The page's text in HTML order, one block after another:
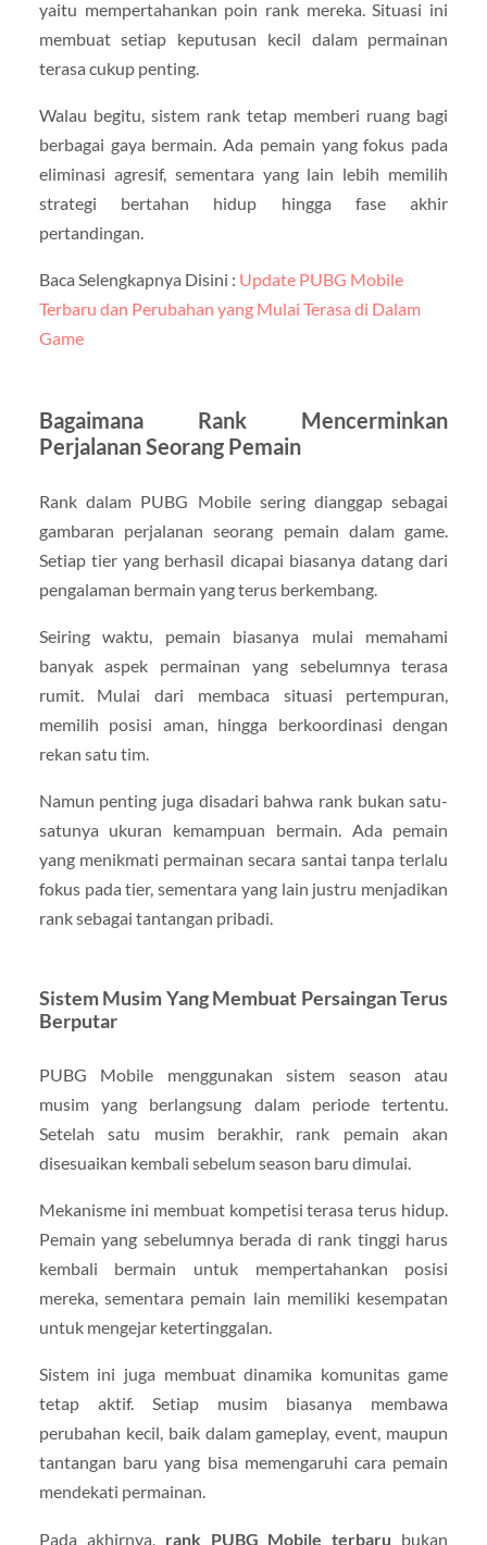
yaitu mempertahankan poin rank mereka. Situasi ini
membuat setiap keputusan kecil dalam permainan
terasa cukup penting.
Walau begitu, sistem rank tetap memberi ruang bagi
berbagai gaya bermain. Ada pemain yang fokus pada
eliminasi agresif, sementara yang lain lebih memilih
strategi bertahan hidup hingga fase akhir
pertandingan.
Baca Selengkapnya Disini : Update PUBG Mobile
Terbaru dan Perubahan yang Mulai Terasa di Dalam
Game
Bagaimana Rank Mencerminkan
Perjalanan Seorang Pemain
Rank dalam PUBG Mobile sering dianggap sebagai
gambaran perjalanan seorang pemain dalam game.
Setiap tier yang berhasil dicapai biasanya datang dari
pengalaman bermain yang terus berkembang.
Seiring waktu, pemain biasanya mulai memahami
banyak aspek permainan yang sebelumnya terasa
rumit. Mulai dari membaca situasi pertempuran,
memilih posisi aman, hingga berkoordinasi dengan
rekan satu tim.
Namun penting juga disadari bahwa rank bukan satu-
satunya ukuran kemampuan bermain. Ada pemain
yang menikmati permainan secara santai tanpa terlalu
fokus pada tier, sementara yang lain justru menjadikan
rank sebagai tantangan pribadi.
Sistem Musim Yang Membuat Persaingan Terus
Berputar
PUBG Mobile menggunakan sistem season atau
musim yang berlangsung dalam periode tertentu.
Setelah satu musim berakhir, rank pemain akan
disesuaikan kembali sebelum season baru dimulai.
Mekanisme ini membuat kompetisi terasa terus hidup.
Pemain yang sebelumnya berada di rank tinggi harus
kembali bermain untuk mempertahankan posisi
mereka, sementara pemain lain memiliki kesempatan
untuk mengejar ketertinggalan.
Sistem ini juga membuat dinamika komunitas game
tetap aktif. Setiap musim biasanya membawa
perubahan kecil, baik dalam gameplay, event, maupun
tantangan baru yang bisa memengaruhi cara pemain
mendekati permainan.
Pada akhirnya, rank PUBG Mobile terbaru bukan